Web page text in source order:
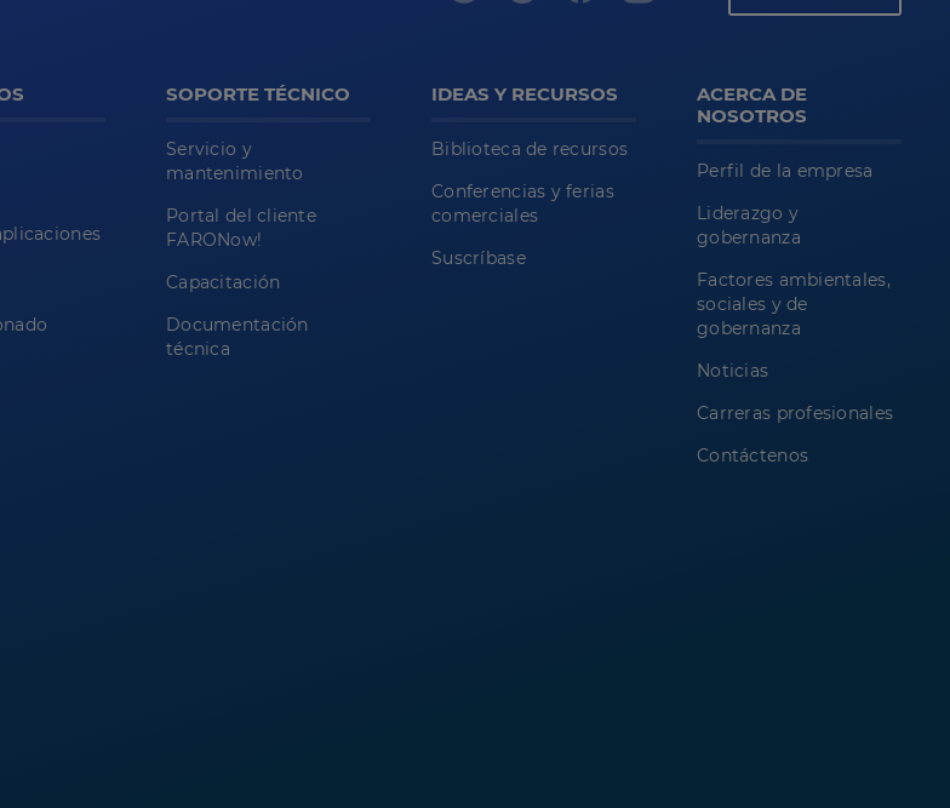
SOPORTE TÉCNICO
Servicio y
mantenimiento
Portal del cliente
FARONow!
Capacitación
Documentación
técnica
IDEAS Y RECURSOS
Biblioteca de recursos
Conferencias y ferias
comerciales
Suscríbase
ACERCA DE
NOSOTROS
Perfil de la empresa
Liderazgo y
gobernanza
Factores ambientales,
sociales y de
gobernanza
Noticias
Carreras profesionales
Contáctenos